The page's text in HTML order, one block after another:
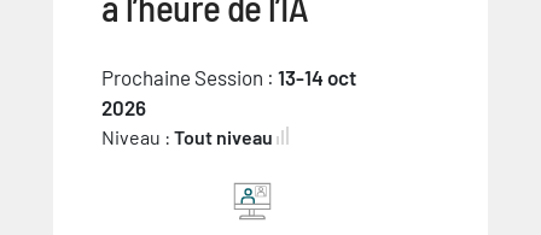
Prochaine Session : 13-14 oct
2026
Niveau : Tout niveau